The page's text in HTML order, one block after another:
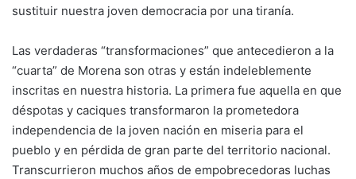
sustituir nuestra joven democracia por una tiranía.
Las verdaderas “transformaciones” que antecedieron a la
“cuarta” de Morena son otras y están indeleblemente
inscritas en nuestra historia. La primera fue aquella en que
déspotas y caciques transformaron la prometedora
independencia de la joven nación en miseria para el
pueblo y en pérdida de gran parte del territorio nacional.
Transcurrieron muchos años de empobrecedoras luchas